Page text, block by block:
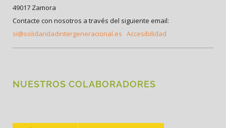
49017 Zamora
Contacte con nosotros a través del siguiente email:
si@solidaridadintergeneracional.es Accesibilidad
NUESTROS COLABORADORES